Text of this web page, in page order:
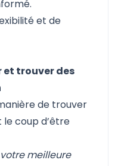
et de
et trouver des
de trouver
coup d’être
meilleure